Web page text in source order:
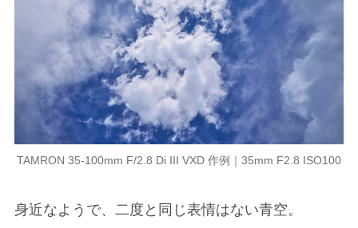
TAMRON 35-100mm F/2.8 Di III VXD 作例｜35mm F2.8 ISO100
身近なようで、二度と同じ表情はない青空。